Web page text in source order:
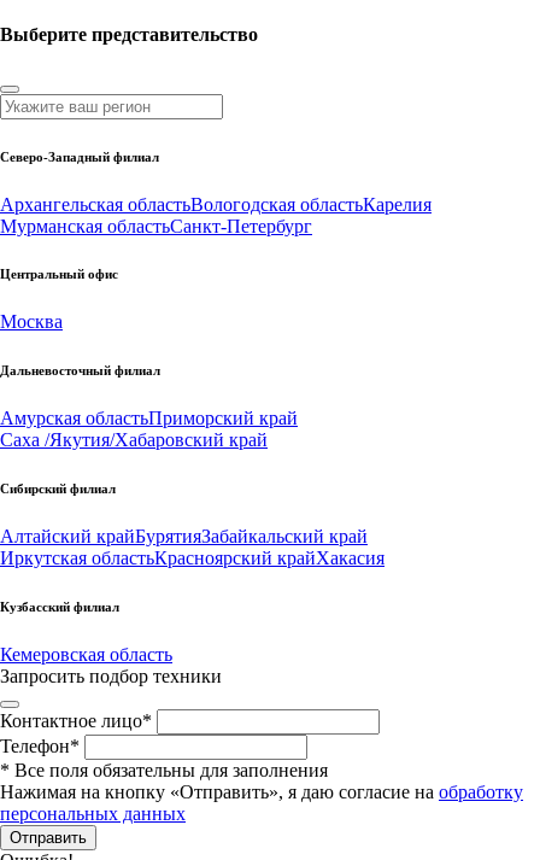
Выберите представительство
Северо-Западный филиал
Архангельская областьВологодская областьКарелия
Мурманская областьСанкт-Петербург
Центральный офис
Москва
Дальневосточный филиал
Амурская областьПриморский край
Саха /Якутия/Хабаровский край
Сибирский филиал
Алтайский крайБурятияЗабайкальский край
Иркутская областьКрасноярский крайХакасия
Кузбасский филиал
Кемеровская область
Запросить подбор техники
Контактное лицо*
Телефон*
* Все поля обязательны для заполнения
Нажимая на кнопку «Отправить», я даю согласие на обработку
персональных данных
Отправить